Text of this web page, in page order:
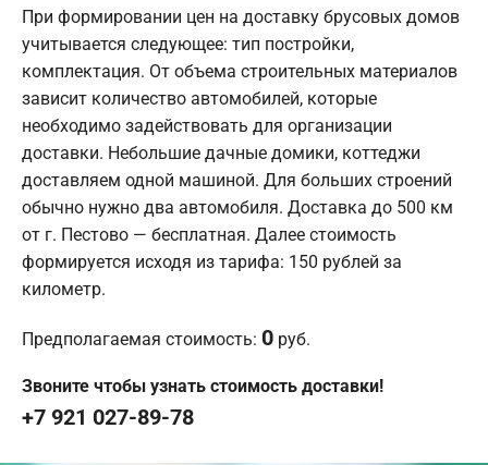
При формировании цен на доставку брусовых домов
учитывается следующее: тип постройки,
комплектация. От объема строительных материалов
зависит количество автомобилей, которые
необходимо задействовать для организации
доставки. Небольшие дачные домики, коттеджи
доставляем одной машиной. Для больших строений
обычно нужно два автомобиля. Доставка до 500 км
от г. Пестово — бесплатная. Далее стоимость
формируется исходя из тарифа: 150 рублей за
километр.
Предполагаемая стоимость: 0 руб.
Звоните чтобы узнать стоимость доставки!
+7 921 027-89-78